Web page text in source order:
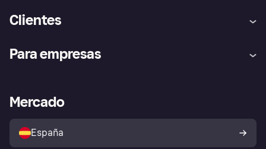
Clientes
Inicio de sesión
Directorio de tiendas
Política de protección al
comprador de Klarna
Reclamaciones
Para empresas
Acceso empresas
Mercado
España